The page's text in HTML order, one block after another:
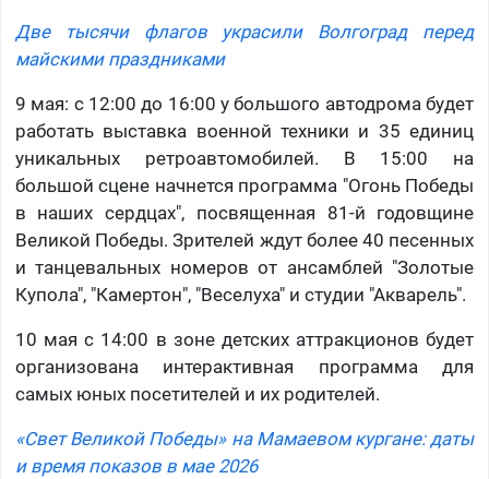
Две тысячи флагов украсили Волгоград перед
майскими праздниками
9 мая: с 12:00 до 16:00 у большого автодрома будет
работать выставка военной техники и 35 единиц
уникальных ретроавтомобилей. В 15:00 на
большой сцене начнется программа "Огонь Победы
в наших сердцах", посвященная 81-й годовщине
Великой Победы. Зрителей ждут более 40 песенных
и танцевальных номеров от ансамблей "Золотые
Купола", "Камертон", "Веселуха" и студии "Акварель".
10 мая с 14:00 в зоне детских аттракционов будет
организована интерактивная программа для
самых юных посетителей и их родителей.
«Свет Великой Победы» на Мамаевом кургане: даты
и время показов в мае 2026